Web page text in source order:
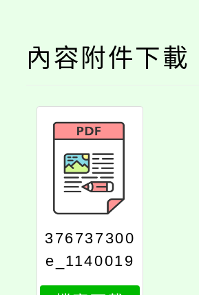
內容附件下載
376737300
e_1140019
321_attach